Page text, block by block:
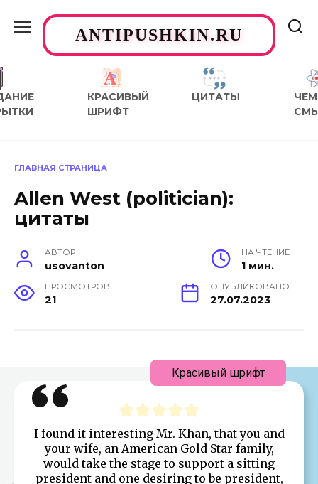
содержаниюANTIPUSHKIN.RU
КРАСИВЫЙ
ШРИФТ
ЦИТАТЫ
ЧЕМ
ГЛАВНАЯ СТРАНИЦА
Allen West (politician):
цитаты
АВТОР
usovanton
НА ЧТЕНИЕ
1 мин.
ПРОСМОТРОВ
21
ОПУБЛИКОВАНО
27.07.2023
I found it interesting Mr. Khan, that you and
your wife, an American Gold Star family,
would take the stage to support a sitting
president and one desiring to be president,
Красивый шрифт